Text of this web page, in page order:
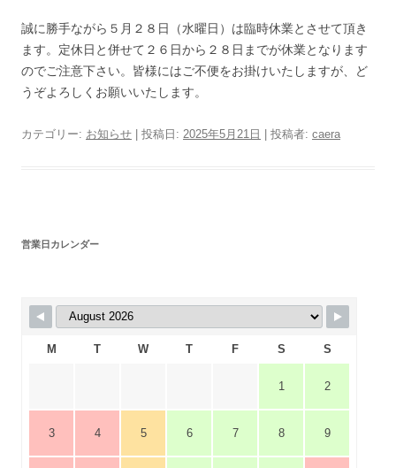
誠に勝手ながら５月２８日（水曜日）は臨時休業とさせて頂き
ます。定休日と併せて２６日から２８日までが休業となります
のでご注意下さい。皆様にはご不便をお掛けいたしますが、ど
うぞよろしくお願いいたします。
カテゴリー: お知らせ | 投稿日: 2025年5月21日 投稿者: caera
営業日カレンダー
M T W T F S S
1 2
3 4 5 6 7 8 9